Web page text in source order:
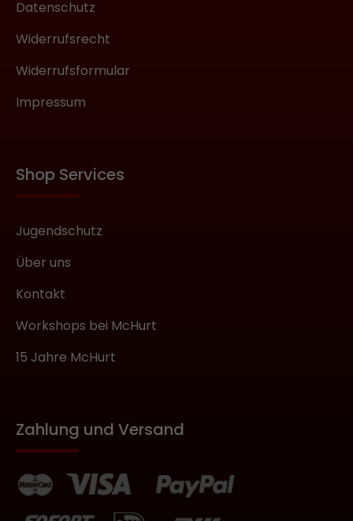
für Damen-Größen 44/46 bis 52
Lieferumfang: 1 StrapOn-Harness in der
im Lieferumfang enthalten, bitte
Datenschutz
Widerrufsrecht
Widerrufsformular
Impressum
Shop Services
Jugendschutz
Über uns
Kontakt
Workshops bei McHurt
15 Jahre McHurt
Zahlung und Versand